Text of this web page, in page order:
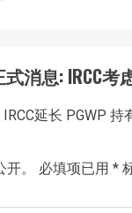
消息: IRCC考
IRCC延长 PGWP
。 必填项已用 *